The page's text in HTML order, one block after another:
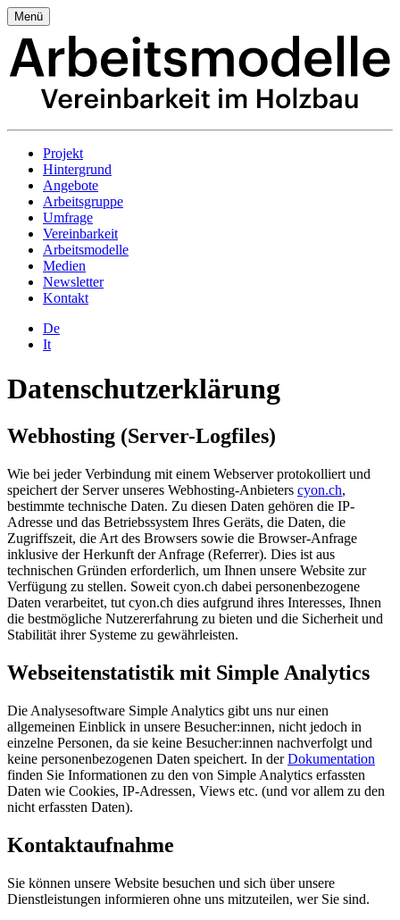
Menü
Projekt
Hintergrund
Angebote
Arbeitsgruppe
Umfrage
Vereinbarkeit
Arbeitsmodelle
Medien
Newsletter
Kontakt
De
It
Datenschutzerklärung
Webhosting (Server-Logfiles)
Wie bei jeder Verbindung mit einem Webserver protokolliert und
speichert der Server unseres Webhosting-Anbieters cyon.ch,
bestimmte technische Daten. Zu diesen Daten gehören die IP-
Adresse und das Betriebssystem Ihres Geräts, die Daten, die
Zugriffszeit, die Art des Browsers sowie die Browser-Anfrage
inklusive der Herkunft der Anfrage (Referrer). Dies ist aus
technischen Gründen erforderlich, um Ihnen unsere Website zur
Verfügung zu stellen. Soweit cyon.ch dabei personenbezogene
Daten verarbeitet, tut cyon.ch dies aufgrund ihres Interesses, Ihnen
die bestmögliche Nutzererfahrung zu bieten und die Sicherheit und
Stabilität ihrer Systeme zu gewährleisten.
Webseitenstatistik mit Simple Analytics
Die Analysesoftware Simple Analytics gibt uns nur einen
allgemeinen Einblick in unsere Besucher:innen, nicht jedoch in
einzelne Personen, da sie keine Besucher:innen nachverfolgt und
keine personenbezogenen Daten speichert. In derDokumentation
finden Sie Informationen zu den von Simple Analytics erfassten
Daten wie Cookies, IP-Adressen, Views etc. (und vor allem zu den
nicht erfassten Daten).
Kontaktaufnahme
Sie können unsere Website besuchen und sich über unsere
Dienstleistungen informieren ohne uns mitzuteilen, wer Sie sind.